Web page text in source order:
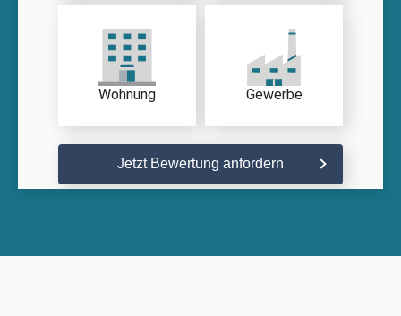
Wohnung Gewerbe
Jetzt Bewertung anfordern